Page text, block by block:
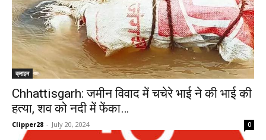
क्राइम
Chhattisgarh: जमीन विवाद में चचेरे भाई ने की भाई की
हत्या, शव को नदी में फेंका…
Clipper28 - July 20, 2024 0